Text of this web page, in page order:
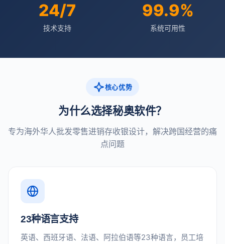
24/7
技术支持
99.9%
系统可用性
核心优势
为什么选择秘奥软件？
专为海外华人批发零售进销存收银设计，解决跨国经营的痛
点问题
23种语言支持
英语、西班牙语、法语、阿拉伯语等23种语言，员工培